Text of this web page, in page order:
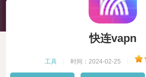
快连vapn
工具 时间：2024-02-25